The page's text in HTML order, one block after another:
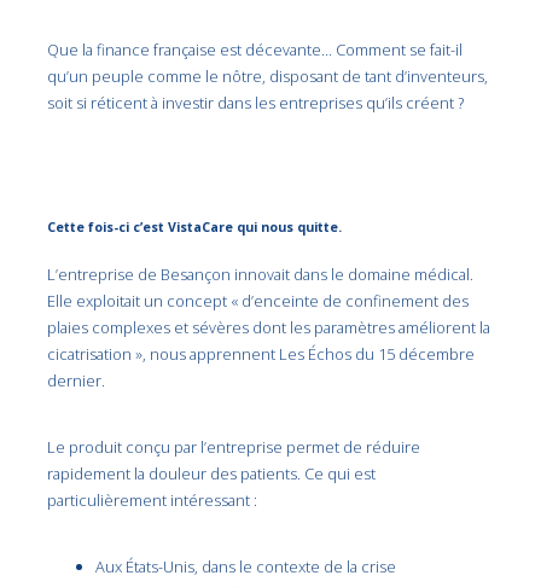
Que la finance française est décevante… Comment se fait-il
qu’un peuple comme le nôtre, disposant de tant d’inventeurs,
soit si réticent à investir dans les entreprises qu’ils créent ?
Cette fois-ci c’est VistaCare qui nous quitte.
L’entreprise de Besançon innovait dans le domaine médical.
Elle exploitait un concept « d’enceinte de confinement des
plaies complexes et sévères dont les paramètres améliorent la
cicatrisation », nous apprennent Les Échos du 15 décembre
dernier.
Le produit conçu par l’entreprise permet de réduire
rapidement la douleur des patients. Ce qui est
particulièrement intéressant :
Aux États-Unis, dans le contexte de la crise